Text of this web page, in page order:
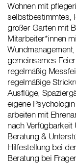
Wohnen mit
selbstbestimmtes,
großer Garten mit
Mitarbeiter*innen
gemeinsames
regelmäßig
regelmäßige
Ausflüge,
eigene
arbeiten mit
nach
Beratung &
Hilfestellung bei
Beratung bei